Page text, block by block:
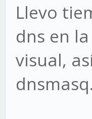
Llevo
dns en
visual,
dnsmasq.